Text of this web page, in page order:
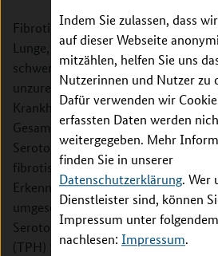
Indem Sie zulassen, dass
auf dieser Webseite
mitzählen, helfen Sie uns
Nutzerinnen und Nutzer zu
Dafür verwenden wir
erfassten Daten werden
weitergegeben. Mehr
finden Sie in unserer
Datenschutzerklärung. Wer
Dienstleister sind, können
Impressum unter
nachlesen: Impressum.
Fibrotische Erkrankungen
Lunge, Leber, Niere, Herz und Haut
schwerwiegendes
unzureichenden therapeutischen
Krankheiten tragen in hohem
Gesamtmortalität weltweit bei. Es
Serotonin und seine Rezeptoren an
fibrotischen Erkrankungen beteiligt
Erkenntnisse wurden noch nicht in
umgesetzt. In diesem Projekt soll
Serotonin-synthetisierende Enzym
(TPH) 1 eine valide therapeutische